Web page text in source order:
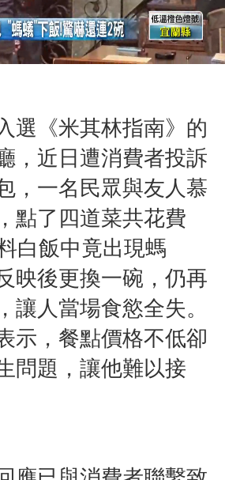
選《米其林指南》的
，近日遭消費者投訴
，一名民眾與友人慕
點了四道菜共花費
白飯中竟出現螞
映後更換一碗，仍再
讓人當場食慾全失。
示，餐點價格不低卻
問題，讓他難以接